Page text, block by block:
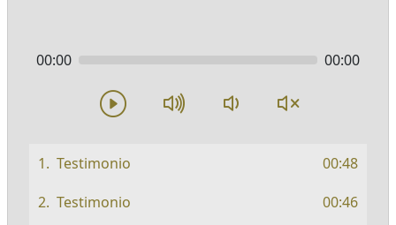
00:00 00:00
Testimonio
00:48
Testimonio
00:46